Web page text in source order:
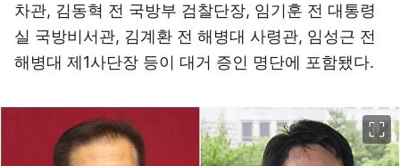
차관, 김동혁 전 국방부 검찰단장, 임기훈 전 대통령
실 국방비서관, 김계환 전 해병대 사령관, 임성근 전
해병대 제1사단장 등이 대거 증인 명단에 포함됐다.